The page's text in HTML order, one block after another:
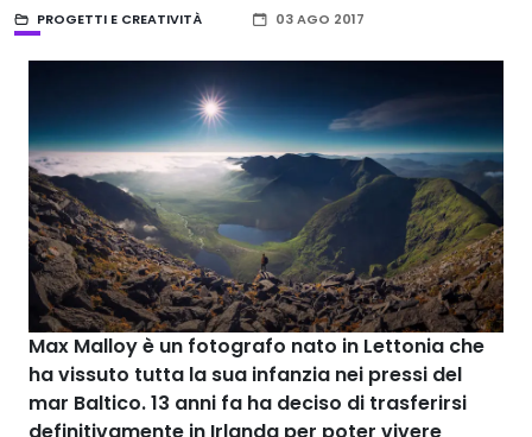
PROGETTI E CREATIVITÀ 03 AGO 2017
Max Malloyè un fotografo nato in Lettonia che
ha vissuto tutta la sua infanzia nei pressi del
mar Baltico. 13 anni fa ha deciso di trasferirsi